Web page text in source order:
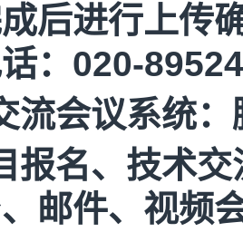
后进行上传
： 020-
流会议系统
报名、技术
邮件、视频